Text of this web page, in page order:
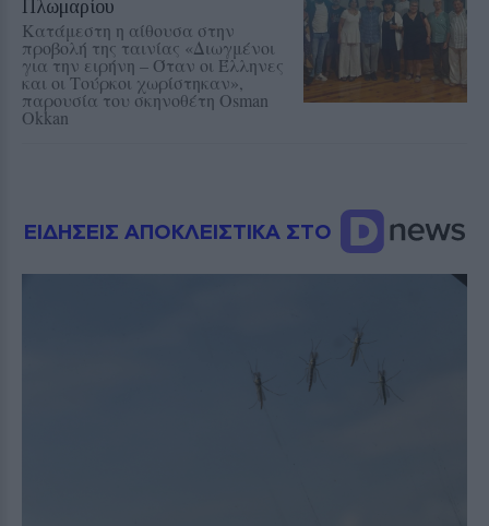
Πλωμαρίου
Κατάμεστη η αίθουσα στην
προβολή της ταινίας «Διωγμένοι
για την ειρήνη – Όταν οι Έλληνες
και οι Τούρκοι χωρίστηκαν»,
παρουσία του σκηνοθέτη Osman
Okkan
ΕΙΔΗΣΕΙΣ ΑΠΟΚΛΕΙΣΤΙΚΑ ΣΤΟ